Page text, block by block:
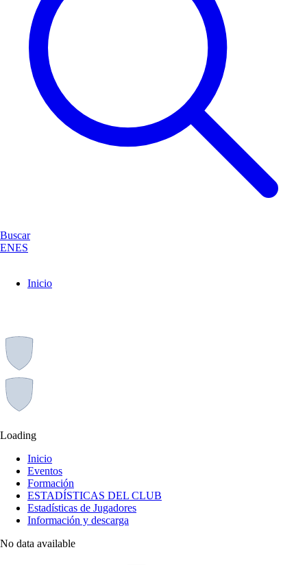
Buscar
ENES
Inicio
Loading
Inicio
Eventos
Formación
ESTADÍSTICAS DEL CLUB
Estadísticas de Jugadores
Información y descarga
No data available